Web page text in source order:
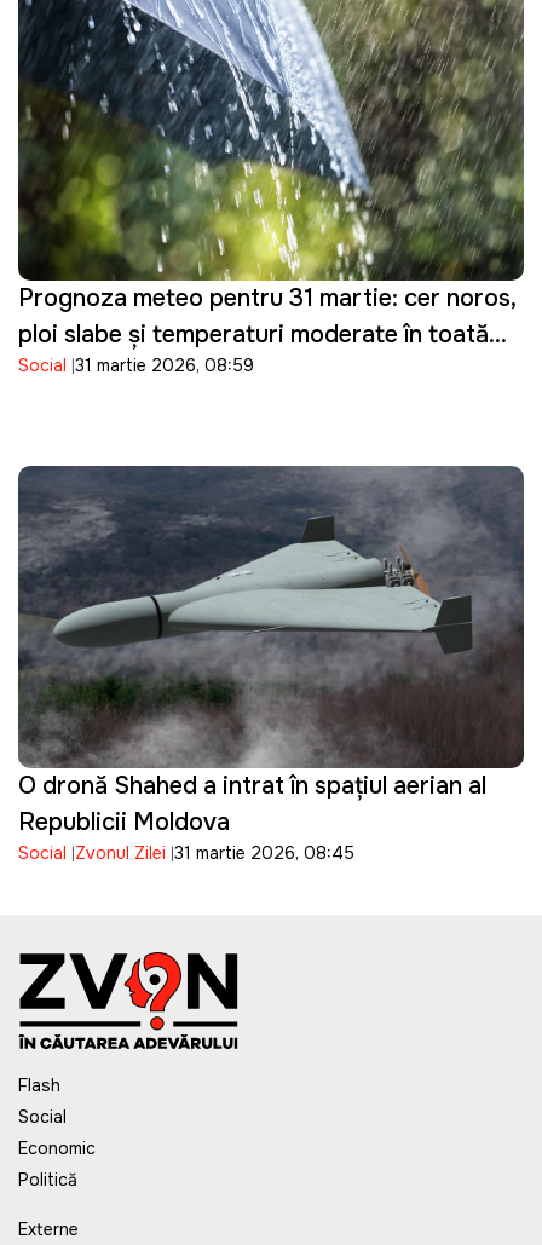
Prognoza meteo pentru 31 martie: cer noros,
ploi slabe și temperaturi moderate în toată
țara
Social 31 martie 2026, 08:59
O dronă Shahed a intrat în spațiul aerian al
Republicii Moldova
Social Zvonul Zilei 31 martie 2026, 08:45
Flash
Social
Economic
Politică
Externe